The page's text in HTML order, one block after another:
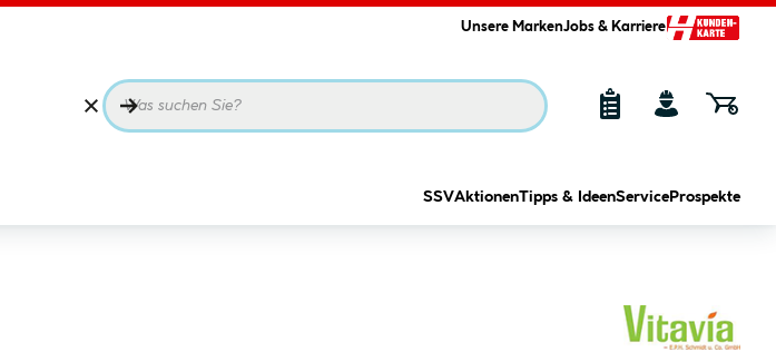
Unsere MarkenJobs & Karriere
SSVAktionenTipps & IdeenService Prospekte